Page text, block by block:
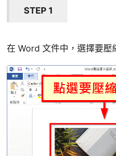
STEP 1
在 Word 文件中，選擇要壓